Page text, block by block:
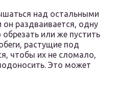
над остальными
он раздваивается, одну
или же пустить
растущие под
чтобы их не сломало,
Это может